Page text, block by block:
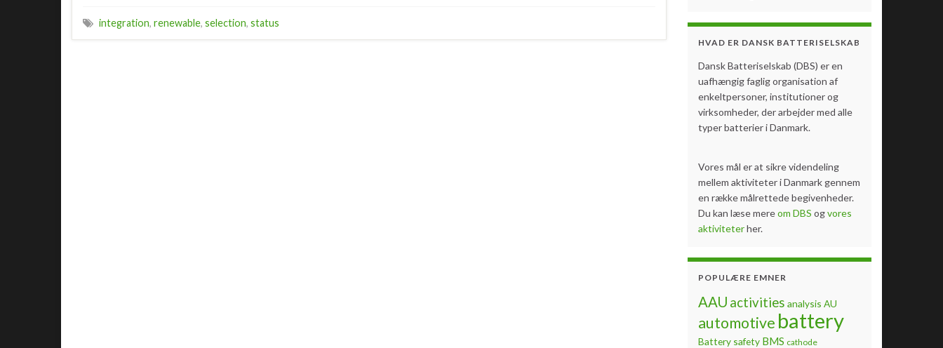
integration, renewable, selection, status
HVAD ER DANSK BATTERISELSKAB
Dansk Batteriselskab (DBS) er en
uafhængig faglig organisation af
enkeltpersoner, institutioner og
virksomheder, der arbejder med alle
typer batterier i Danmark.
Vores mål er at sikre videndeling
mellem aktiviteter i Danmark gennem
en række målrettede begivenheder.
Du kan læse mereom DBS ogvores
aktiviteterher.
POPULÆRE EMNER
AAU activities analysis AU
automotive battery
Battery safety BMS cathode